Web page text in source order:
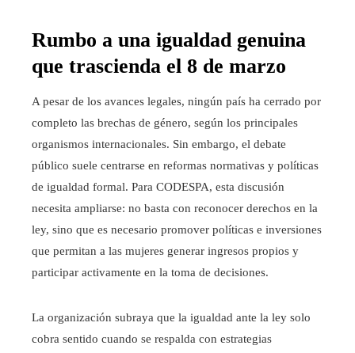
Rumbo a una igualdad genuina
que trascienda el 8 de marzo
A pesar de los avances legales, ningún país ha cerrado por
completo las brechas de género, según los principales
organismos internacionales. Sin embargo, el debate
público suele centrarse en reformas normativas y políticas
de igualdad formal. Para CODESPA, esta discusión
necesita ampliarse: no basta con reconocer derechos en la
ley, sino que es necesario promover políticas e inversiones
que permitan a las mujeres generar ingresos propios y
participar activamente en la toma de decisiones.
La organización subraya que la igualdad ante la ley solo
cobra sentido cuando se respalda con estrategias